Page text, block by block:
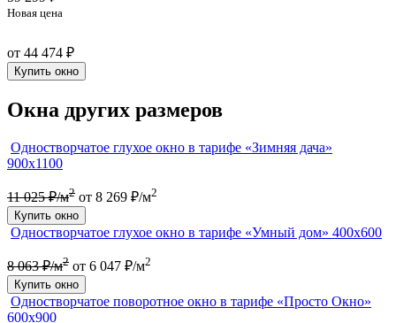
Новая цена
от 44 474 ₽
Купить окно
Окна других размеров
Одностворчатое глухое окно в тарифе «Зимняя дача»
900х1100
11 025 ₽/м2 от 8 269 ₽/м2
Купить окно
Одностворчатое глухое окно в тарифе «Умный дом» 400х600
8 063 ₽/м2 от 6 047 ₽/м2
Купить окно
Одностворчатое поворотное окно в тарифе «Просто Окно»
600х900